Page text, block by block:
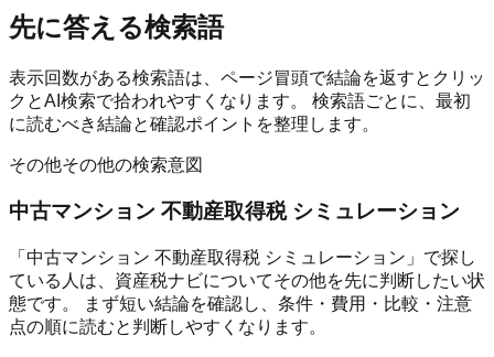
先に答える検索語
表示回数がある検索語は、ページ冒頭で結論を返すとクリッ
クとAI検索で拾われやすくなります。 検索語ごとに、最初
に読むべき結論と確認ポイントを整理します。
その他その他の検索意図
中古マンション 不動産取得税 シミュレーション
「中古マンション 不動産取得税 シミュレーション」で探し
ている人は、資産税ナビについてその他を先に判断したい状
態です。 まず短い結論を確認し、条件・費用・比較・注意
点の順に読むと判断しやすくなります。